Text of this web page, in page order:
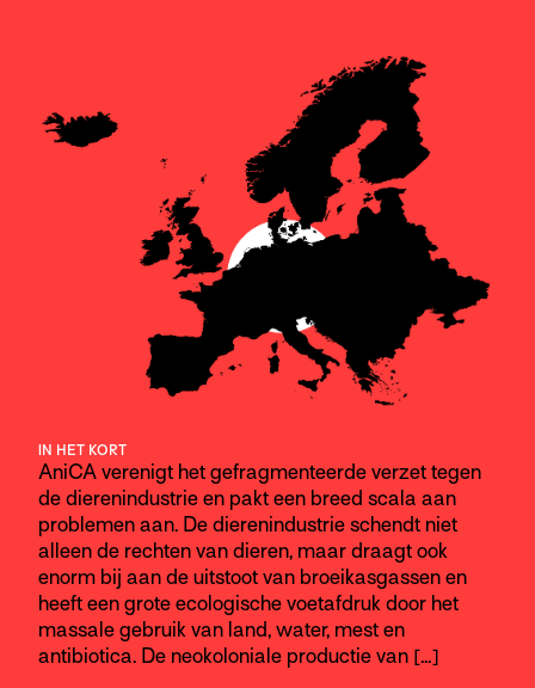
IN HET KORT
AniCA verenigt het gefragmenteerde verzet tegen
de dierenindustrie en pakt een breed scala aan
problemen aan. De dierenindustrie schendt niet
alleen de rechten van dieren, maar draagt ook
enorm bij aan de uitstoot van broeikasgassen en
heeft een grote ecologische voetafdruk door het
massale gebruik van land, water, mest en
antibiotica. De neokoloniale productie van […]